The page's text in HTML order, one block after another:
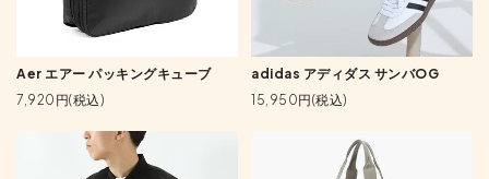
Aer エアー パッキングキューブ
7,920円(税込)
adidas アディダス サンバOG
15,950円(税込)